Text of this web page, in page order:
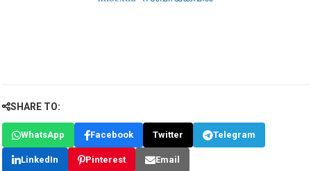
SHARE TO:
WhatsApp Facebook Twitter Telegram
LinkedIn Pinterest Email